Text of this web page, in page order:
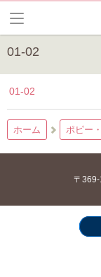
01-02
01-02
ホーム ポピー
〒